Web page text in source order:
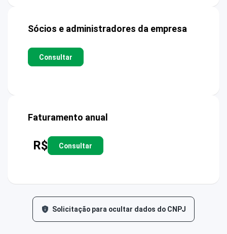
Sócios e administradores da empresa
Consultar
Faturamento anual
R$ Consultar
Solicitação para ocultar dados do CNPJ